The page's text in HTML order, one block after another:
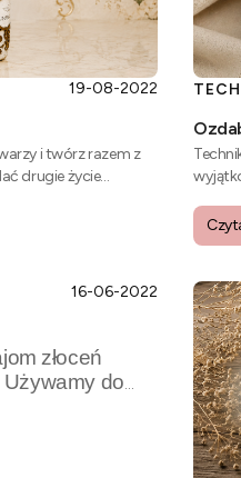
19-08-2022
i twórz razem z
drugie życie
16-06-2022
złoceń
do